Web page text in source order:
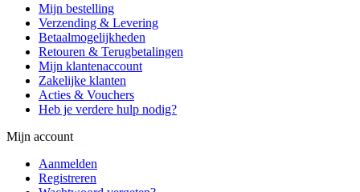
Mijn bestelling
Verzending & Levering
Betaalmogelijkheden
Retouren & Terugbetalingen
Mijn klantenaccount
Zakelijke klanten
Acties & Vouchers
Heb je verdere hulp nodig?
Mijn account
Aanmelden
Registreren